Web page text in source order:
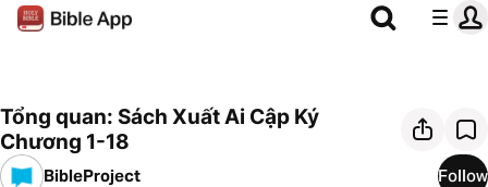
Tổng quan: Sách Xuất Ai Cập Ký
Chương 1-18
BibleProject
Follow